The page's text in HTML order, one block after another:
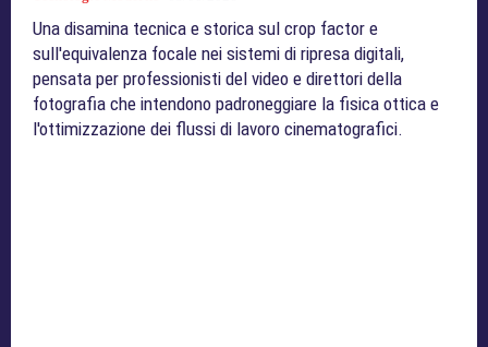
Una disamina tecnica e storica sul crop factor e
sull'equivalenza focale nei sistemi di ripresa digitali,
pensata per professionisti del video e direttori della
fotografia che intendono padroneggiare la fisica ottica e
l'ottimizzazione dei flussi di lavoro cinematografici.